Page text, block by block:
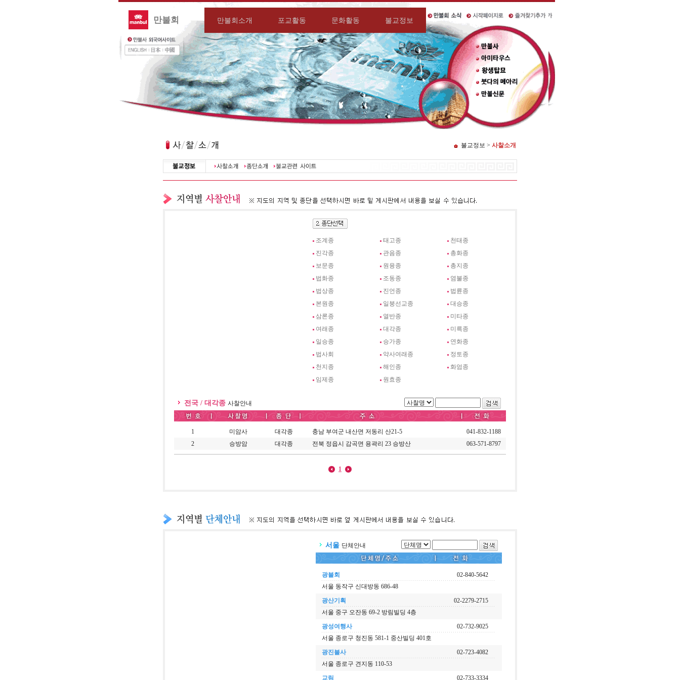
만불회 만불회소개 포교활동 문화활동 불교정보
불교정보 > 사찰소개
조계종 태고종
천태종
진각종
관음종
총화종
보문종
원융종
총지종
법화종
조동종
염불종
법상종
진언종
법륜종
본원종
일붕선교종
대승종
삼론종
열반종
미타종
여래종
대각종
미륵종
일승종
승가종
연화종
법사회
약사여래종
정토종
천지종
해인종
화엄종
임제종
원효종
전국 / 대각종 사찰안내
1 미암사 대각종 충남 부여군 내산면 저동리 산21-5
041-832-1188
2
승방암 대각종 전북 정읍시 감곡면 용곽리 23 승방산 063-571-8797
1
서울 단체안내
광불회
02-840-5642
서울 동작구 신대방동 686-48
광산기획
02-2279-2715
서울 중구 오잔동 69-2 방림빌딩 4층
광성여행사
02-732-9025
서울 종로구 청진동 581-1 중산빌딩 401호
광진불사
02-723-4082
서울 종로구 견지동 110-53
교림
02-733-3334